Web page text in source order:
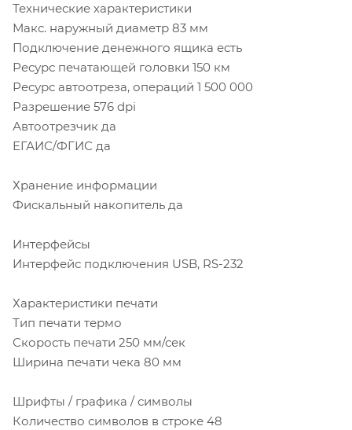
Технические характеристики
Макс. наружный диаметр 83 мм
Подключение денежного ящика есть
Ресурс печатающей головки 150 км
Ресурс автоотреза, операций 1 500 000
Разрешение 576 dpi
Автоотрезчик да
ЕГАИС/ФГИС да
Хранение информации
Фискальный накопитель да
Интерфейсы
Интерфейс подключения USB, RS-232
Характеристики печати
Тип печати термо
Скорость печати 250 мм/сек
Ширина печати чека 80 мм
Шрифты / графика / символы
Количество символов в строке 48